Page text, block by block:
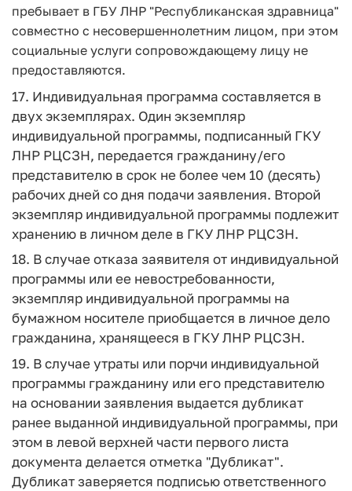
пребывает в ГБУ ЛНР "Республиканская здравница"
совместно с несовершеннолетним лицом, при этом
социальные услуги сопровождающему лицу не
предоставляются.
17. Индивидуальная программа составляется в
двух экземплярах. Один экземпляр
индивидуальной программы, подписанный ГКУ
ЛНР РЦСЗН, передается гражданину/его
представителю в срок не более чем 10 (десять)
рабочих дней со дня подачи заявления. Второй
экземпляр индивидуальной программы подлежит
хранению в личном деле в ГКУ ЛНР РЦСЗН.
18. В случае отказа заявителя от индивидуальной
программы или ее невостребованности,
экземпляр индивидуальной программы на
бумажном носителе приобщается в личное дело
гражданина, хранящееся в ГКУ ЛНР РЦСЗН.
19. В случае утраты или порчи индивидуальной
программы гражданину или его представителю
на основании заявления выдается дубликат
ранее выданной индивидуальной программы, при
этом в левой верхней части первого листа
документа делается отметка "Дубликат".
Дубликат заверяется подписью ответственного